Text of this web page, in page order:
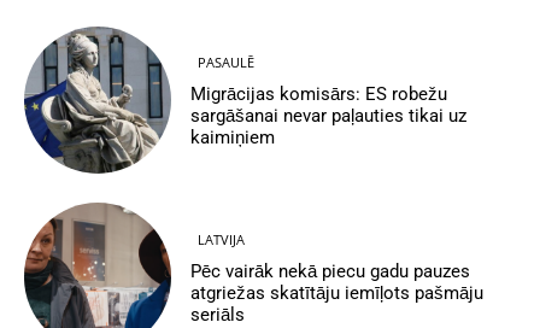
PASAULĒ
Migrācijas komisārs: ES robežu
sargāšanai nevar paļauties tikai uz
kaimiņiem
LATVIJA
Pēc vairāk nekā piecu gadu pauzes
atgriežas skatītāju iemīļots pašmāju
seriāls